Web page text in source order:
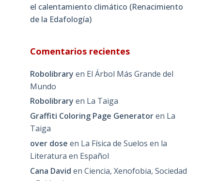
el calentamiento climático (Renacimiento
de la Edafología)
Comentarios recientes
Robolibrary en El Árbol Más Grande del
Mundo
Robolibrary en La Taiga
Graffiti Coloring Page Generatoren La
Taiga
over dose en La Física de Suelos en la
Literatura en Español
Cana David en Ciencia, Xenofobia, Sociedad